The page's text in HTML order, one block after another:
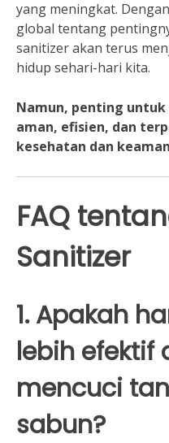
yang meningkat.
global tentang
sanitizer akan terus
hidup sehari-hari kita.
Namun, penting
aman, efisien, dan
kesehatan dan
FAQ
Sanitizer
1. Apakah
lebih efektif
mencuci
sabun?